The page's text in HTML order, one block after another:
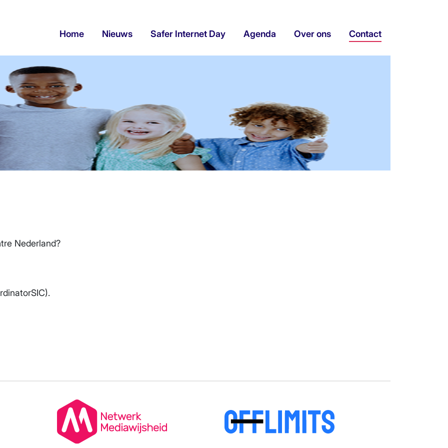
Home Nieuws Safer Internet Day Agenda Over ons Contact
Nederland?